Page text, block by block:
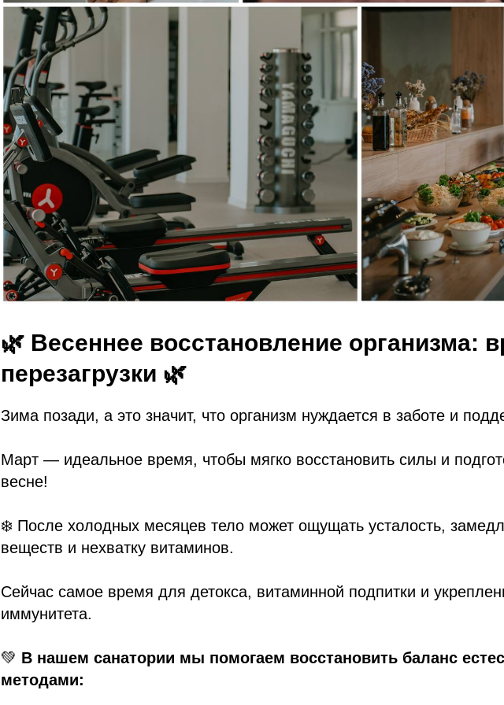
🌿 Весеннее восстановление организма:
перезагрузки 🌿
Зима позади, а это значит, что организм нуждается в заботе и
Март — идеальное время, чтобы мягко восстановить силы и
весне!
❄️ После холодных месяцев тело может ощущать усталость,
веществ и нехватку витаминов.
Сейчас самое время для детокса, витаминной подпитки и
иммунитета.
💚 В нашем санатории мы помогаем восстановить баланс
методами: